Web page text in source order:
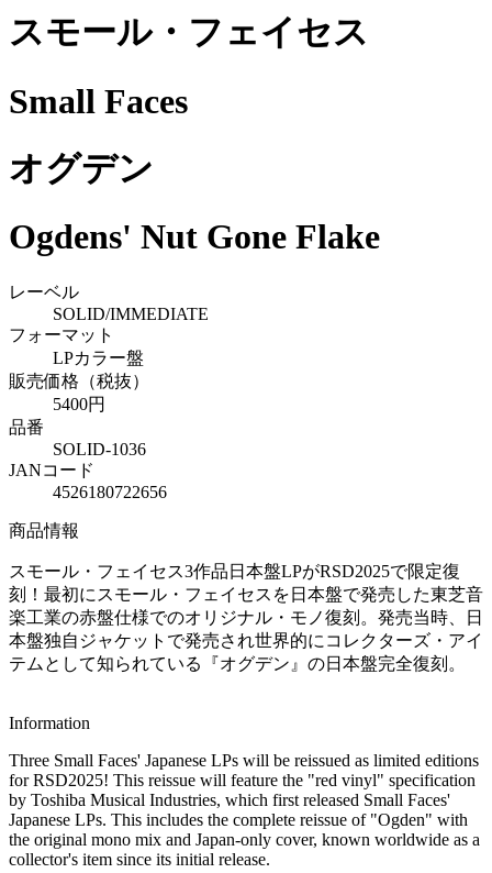
スモール・フェイセス
Small Faces
オグデン
Ogdens' Nut Gone Flake
レーベル
SOLID/IMMEDIATE
フォーマット
LPカラー盤
販売価格（税抜）
5400円
品番
SOLID-1036
JANコード
4526180722656
商品情報
スモール・フェイセス3作品日本盤LPがRSD2025で限定復
刻！最初にスモール・フェイセスを日本盤で発売した東芝音
楽工業の赤盤仕様でのオリジナル・モノ復刻。発売当時、日
本盤独自ジャケットで発売され世界的にコレクターズ・アイ
テムとして知られている『オグデン』の日本盤完全復刻。
Information
Three Small Faces' Japanese LPs will be reissued as limited editions
for RSD2025! This reissue will feature the "red vinyl" specification
by Toshiba Musical Industries, which first released Small Faces'
Japanese LPs. This includes the complete reissue of "Ogden" with
the original mono mix and Japan-only cover, known worldwide as a
collector's item since its initial release.